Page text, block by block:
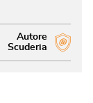
Autore
Scuderia